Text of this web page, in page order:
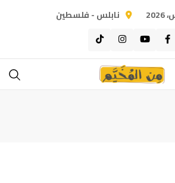
نابلس - فلسطين